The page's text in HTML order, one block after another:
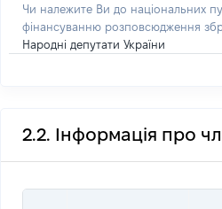
Чи належите Ви до національних
фінансуванню розповсюдження
Народні депутати України
2.2. Інформація про